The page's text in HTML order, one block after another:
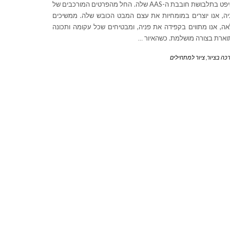
סוויפט בתלבושת חובבת ה-AAS שלה. החל מהפרטים המורכבים של
אנו יוצרים במומחיות את עצם המבט הכובש שלה. ממשיכים
אנו מתווים בקפידה את פניה, ומבטיחים שכל עקומה ותכונה
בצורה מושלמת. כשהאיור…
בציור ציור למתחילים